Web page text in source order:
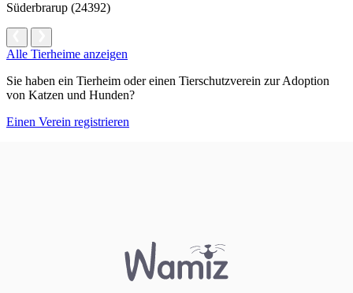
Süderbrarup (24392)
Alle Tierheime anzeigen
Sie haben ein Tierheim oder einen Tierschutzverein zur Adoption
von Katzen und Hunden?
Einen Verein registrieren